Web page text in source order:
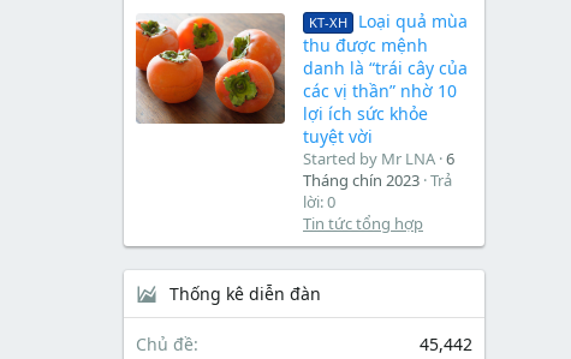
KT-XH
Loại quả mùa
thu được mệnh
danh là “trái cây của
các vị thần” nhờ 10
lợi ích sức khỏe
tuyệt vời
Started by Mr LNA 6
Tháng chín 2023 Trả
lời: 0
Tin tức tổng hợp
Thống kê diễn đàn
Chủ đề
45,442